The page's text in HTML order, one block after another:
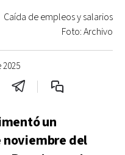
2025
Caída de empleos y salarios
Foto: Archivo
un
noviembre del